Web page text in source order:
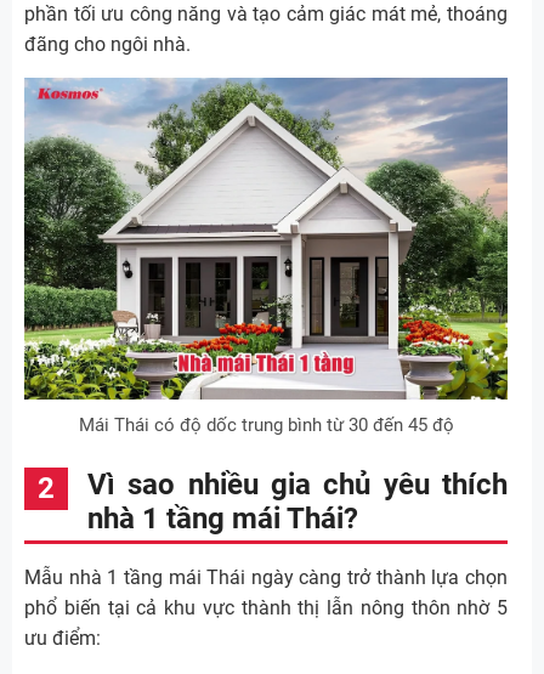
phần tối ưu công năng và tạo cảm giác mát mẻ, thoáng
đãng cho ngôi nhà.
Mái Thái có độ dốc trung bình từ 30 đến 45 độ
Vì sao nhiều gia chủ yêu thích
nhà 1 tầng mái Thái?
Mẫu nhà 1 tầng mái Thái ngày càng trở thành lựa chọn
phổ biến tại cả khu vực thành thị lẫn nông thôn nhờ 5
ưu điểm: